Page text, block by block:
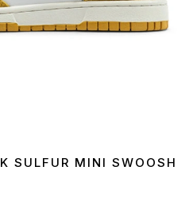
SULFUR MINI SWOOSH